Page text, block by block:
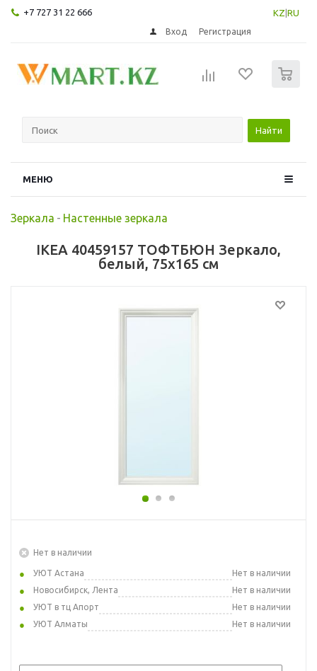
+7 727 31 22 666 KZ RU
Вход Регистрация
Найти
МЕНЮ
Зеркала - Настенные зеркала
IKEA 40459157 ТОФТБЮН Зеркало,
белый, 75x165 см
Нет в наличии
УЮТ Астана
Нет в наличии
Новосибирск, Лента
Нет в наличии
УЮТ в тц Апорт
Нет в наличии
УЮТ Алматы
Нет в наличии